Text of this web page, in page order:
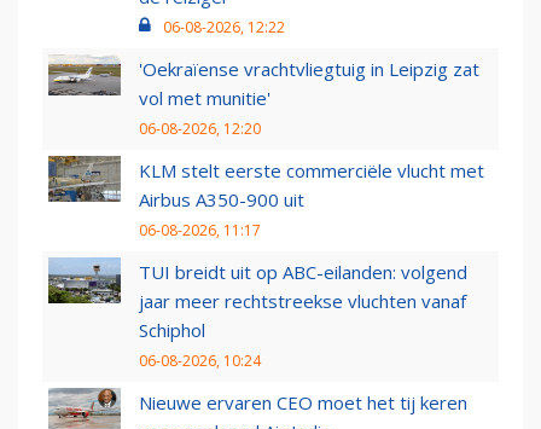
06-08-2026, 12:22
'Oekraïense vrachtvliegtuig in Leipzig zat
vol met munitie'
06-08-2026, 12:20
KLM stelt eerste commerciële vlucht met
Airbus A350-900 uit
06-08-2026, 11:17
TUI breidt uit op ABC-eilanden: volgend
jaar meer rechtstreekse vluchten vanaf
Schiphol
06-08-2026, 10:24
Nieuwe ervaren CEO moet het tij keren